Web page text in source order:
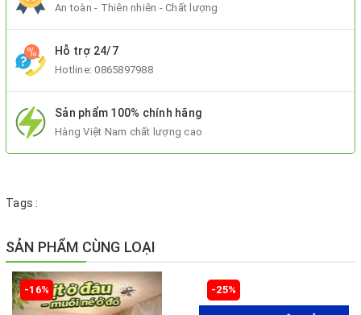
An toàn - Thiên nhiên - Chất lượng
Hỗ trợ 24/7
Hotline:0865897988
Sản phẩm 100% chính hãng
Hàng Việt Nam chất lượng cao
Tags :
SẢN PHẨM CÙNG LOẠI
-16% -25%